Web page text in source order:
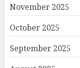
November 2025
October 2025
September 2025